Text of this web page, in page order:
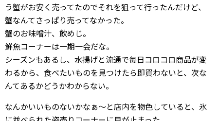
う蟹がお安く売ってたのでそれを狙って行ったんだけど、
蟹なんてさっぱり売ってなかった。
蟹のお味噌汁、飲めじ。
鮮魚コーナーは一期一会だな。
シーズンもあるし、水揚げと流通で毎日コロコロ商品が変
わるから、食べたいものを見つけたら即買わないと、次な
んてあるかどうかわからない。
なんかいいものないかなぁ〜と店内を物色していると、氷